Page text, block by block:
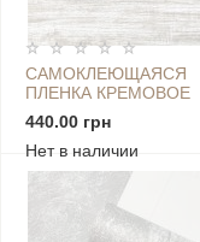
САМОКЛЕЮЩАЯСЯ
ПЛЕНКА КРЕМОВОЕ
ДЕРЕВО 0,45Х10М
00001241
440.00 грн
Нет в наличии